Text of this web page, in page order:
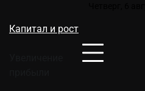
содержимому
Капитал и рост